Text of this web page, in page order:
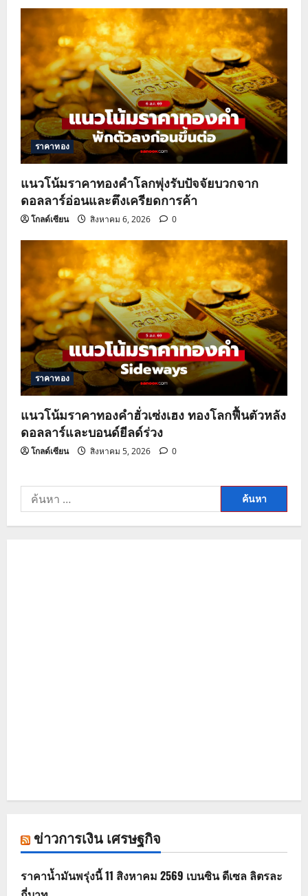
ราคาทอง
แนวโน้มราคาทองคำโลกพุ่งรับปัจจัยบวกจาก
ดอลลาร์อ่อนและตึงเครียดการค้า
โกลด์เซียน สิงหาคม 6, 2026 0
ราคาทอง
แนวโน้มราคาทองคำฮั่วเซ่งเฮง ทองโลกฟื้นตัวหลัง
ดอลลาร์และบอนด์ยีลด์ร่วง
โกลด์เซียน สิงหาคม 5, 2026 0
ค้นหา
สำหรับ:
ข่าวการเงิน เศรษฐกิจ
ราคาน้ำมันพรุ่งนี้ 11 สิงหาคม 2569 เบนซิน ดีเซล ลิตรละ